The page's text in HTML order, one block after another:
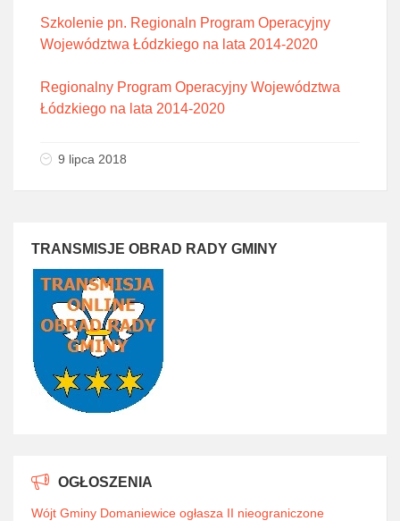
Szkolenie pn. Regionaln Program Operacyjny
Województwa Łódzkiego na lata 2014-2020
Regionalny Program Operacyjny Województwa
Łódzkiego na lata 2014-2020
9 lipca 2018
TRANSMISJE OBRAD RADY GMINY
OGŁOSZENIA
Wójt Gminy Domaniewice ogłasza II nieograniczone